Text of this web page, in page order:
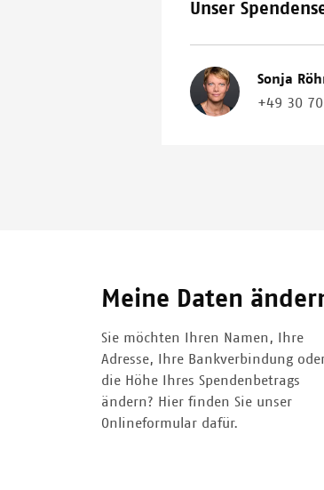
Unser
Image Sonja
+49 30
Meine Daten
Sie möchten Ihren Namen, Ihre
Adresse, Ihre Bankverbindung
die Höhe Ihres Spendenbetrags
ändern? Hier finden Sie unser
Onlineformular dafür.